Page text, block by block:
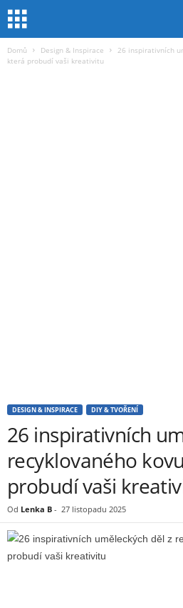
Domů Design & Inspirace
26 inspirativních
která probudí vaši kreativitu
DESIGN & INSPIRACE DIY & TVOŘENÍ
26 inspirativních
recyklovaného
probudí vaši
Od Lenka B - 27 listopadu 2025